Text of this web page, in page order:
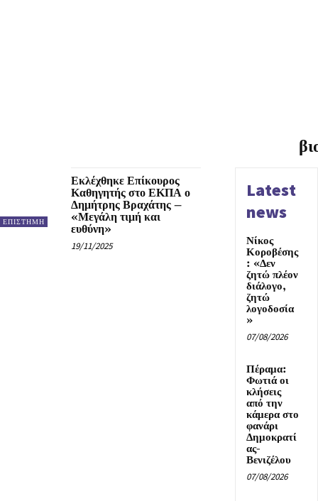
ΕΠΙΣΤΗΜΗ
Εκλέχθηκε Επίκουρος
Καθηγητής στο ΕΚΠΑ ο
Δημήτρης Βραχάτης –
«Μεγάλη τιμή και
ευθύνη»
19/11/2025
Latest
news
Νίκος
Κοροβέσης
: «Δεν
ζητώ πλέον
διάλογο,
ζητώ
λογοδοσία
»
07/08/2026
Πέραμα:
Φωτιά οι
κλήσεις
από την
κάμερα στο
φανάρι
Δημοκρατί
ας-
Βενιζέλου
07/08/2026